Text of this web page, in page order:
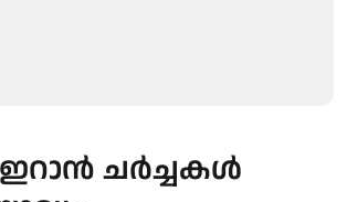
ചർച്ചകൾ